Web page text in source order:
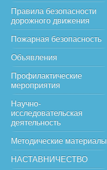
Правила безопасности
дорожного движения
Пожарная безопасность
Объявления
Профилактические
мероприятия
Научно-
исследовательская
деятельность
Методические материалы
НАСТАВНИЧЕСТВО